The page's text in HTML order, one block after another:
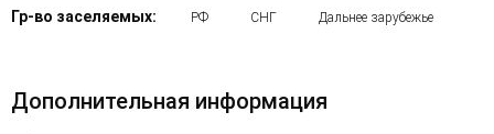
Гр-во заселяемых:
РФ СНГ Дальнее зарубежье
Дополнительная информация